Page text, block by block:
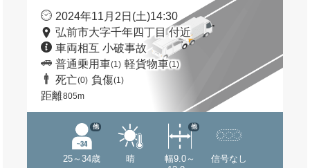
2024年11月2日(土)14:30
弘前市大字千年四丁目 付近
車両相互 小破事故
普通乗用車(1) 軽貨物車(1)
死亡(0) 負傷(1)
距離805m
25～34歳
他
晴
幅9.0～
他
信号なし